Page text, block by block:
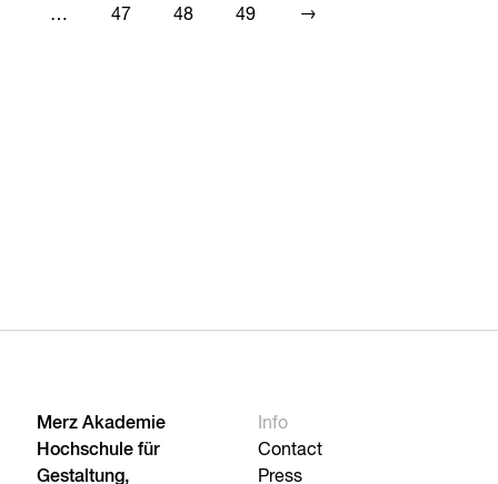
… 47 48 49 →
Merz Akademie
Hochschule für
Gestaltung,
Info
Contact
Press